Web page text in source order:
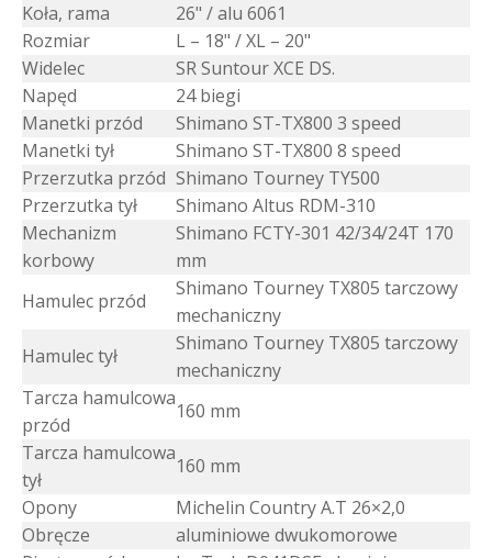
Koła, rama
26" / alu 6061
Rozmiar
L – 18" / XL – 20"
Widelec
SR Suntour XCE DS.
Napęd
24 biegi
Manetki przód
Shimano ST-TX800 3 speed
Manetki tył
Shimano ST-TX800 8 speed
Przerzutka przód Shimano Tourney TY500
Przerzutka tył
Shimano Altus RDM-310
Mechanizm
korbowy
Shimano FCTY-301 42/34/24T 170
mm
Hamulec przód
Shimano Tourney TX805 tarczowy
mechaniczny
Hamulec tył
Shimano Tourney TX805 tarczowy
mechaniczny
Tarcza hamulcowa
przód
160 mm
Tarcza hamulcowa
tył
160 mm
Opony
Michelin Country A.T 26×2,0
Obręcze
aluminiowe dwukomorowe